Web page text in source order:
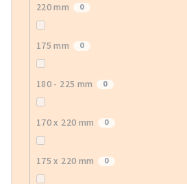
220 mm 0
175 mm 0
180 - 225 mm 0
170 x 220 mm 0
175 x 220 mm 0